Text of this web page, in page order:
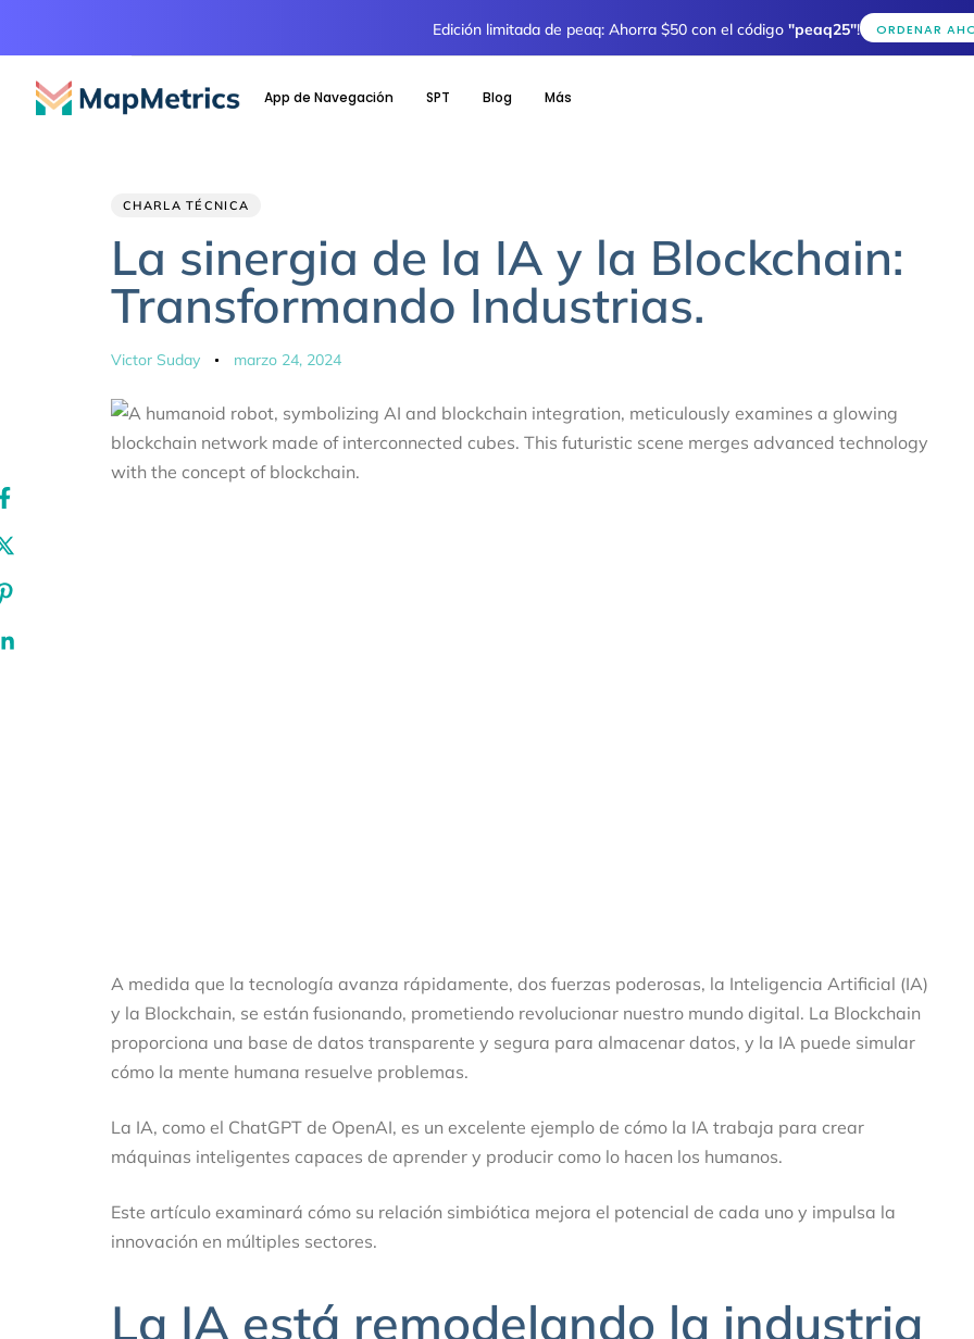
Edición limitada de peaq: Ahorra $50 con el código "peaq25"! ORDENAR
App de Navegación SPT Blog Más
PUBLISHED
CHARLA TÉCNICA
La sinergia de la IA y la Blockchain:
Transformando Industrias.
Author
Victor Suday
Published
marzo 24, 2024
A medida que la tecnología avanza rápidamente, dos fuerzas poderosas, la Inteligencia Artificial (IA)
y la Blockchain, se están fusionando, prometiendo revolucionar nuestro mundo digital. La Blockchain
proporciona una base de datos transparente y segura para almacenar datos, y la IA puede simular
cómo la mente humana resuelve problemas.
La IA, como el ChatGPT de OpenAI, es un excelente ejemplo de cómo la IA trabaja para crear
máquinas inteligentes capaces de aprender y producir como lo hacen los humanos.
Este artículo examinará cómo su relación simbiótica mejora el potencial de cada uno y impulsa la
innovación en múltiples sectores.
La IA está remodelando la industria